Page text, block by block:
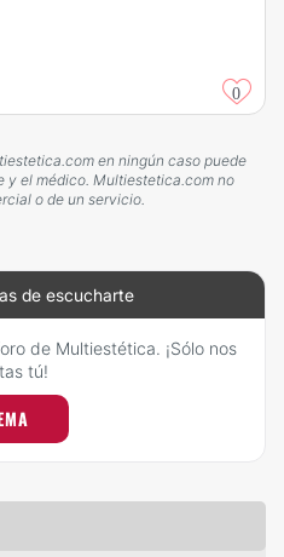
0
en ningún caso puede
y el médico. Multiestetica.com no
o de un servicio.
de escucharte
de Multiestética. ¡Sólo nos
tú!